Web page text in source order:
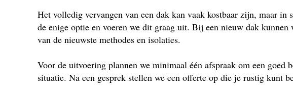
Het volledig vervangen van een dak kan vaak kostbaar zijn, maar in
de enige optie en voeren we dit graag uit. Bij een nieuw dak kunnen
van de nieuwste methodes en isolaties.
Voor de uitvoering plannen we minimaal één afspraak om een goed
situatie. Na een gesprek stellen we een offerte op die je rustig kunt